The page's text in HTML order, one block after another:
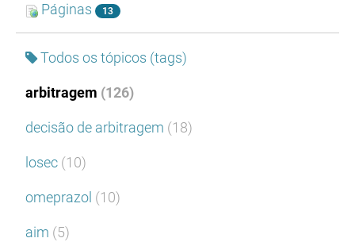
Páginas 13
Todos os tópicos (tags)
arbitragem (126)
decisão de arbitragem (18)
losec (10)
omeprazol (10)
aim (5)